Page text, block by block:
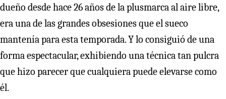
dueño desde hace 26 años de la plusmarca al aire libre,
era una de las grandes obsesiones que el sueco
mantenía para esta temporada. Y lo consiguió de una
forma espectacular, exhibiendo una técnica tan pulcra
que hizo parecer que cualquiera puede elevarse como
él.